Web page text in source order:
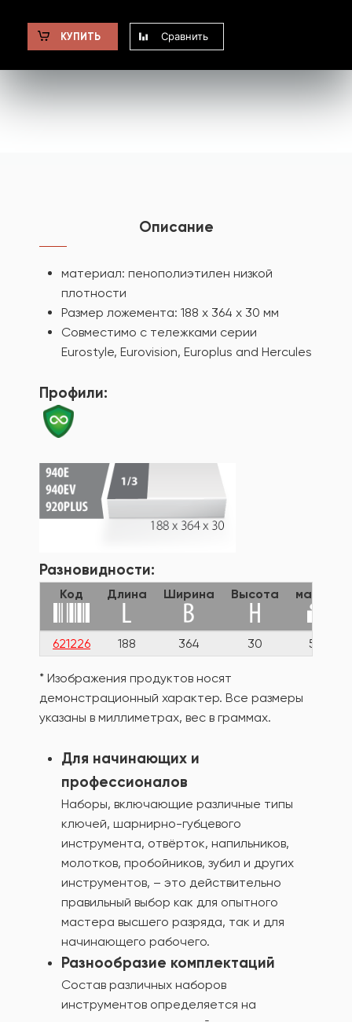
КУПИТЬ Сравнить
Описание
материал: пенополиэтилен низкой
плотности
Размер ложемента: 188 х 364 х 30 мм
Совместимо с тележками серии
Eurostyle, Eurovision, Europlus and Hercules
Профили:
Разновидности:
Код Длина Ширина Высота масса
621226 188 364 30 56
* Изображения продуктов носят
демонстрационный характер. Все размеры
указаны в миллиметрах, вес в граммах.
Для начинающих и
профессионалов
Наборы, включающие различные типы
ключей, шарнирно-губцевого
инструмента, отвёрток, напильников,
молотков, пробойников, зубил и других
инструментов, – это действительно
правильный выбор как для опытного
мастера высшего разряда, так и для
начинающего рабочего.
Разнообразие комплектаций
Состав различных наборов
инструментов определяется на